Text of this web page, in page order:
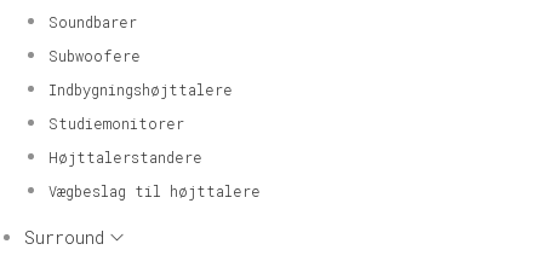
Soundbarer
Subwoofere
Indbygningshøjttalere
Studiemonitorer
Højttalerstandere
Vægbeslag til højttalere
Surround